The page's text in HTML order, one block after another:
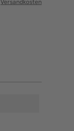
Versandkosten